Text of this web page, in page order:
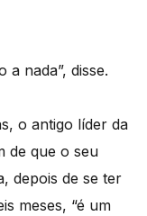
a nada”, disse.
o antigo líder da
de que o seu
depois de se ter
meses, “é um